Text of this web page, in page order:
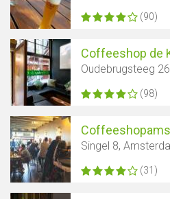
(90)
Coffeeshop de
Oudebrugsteeg
(98)
Singel 8,
(31)